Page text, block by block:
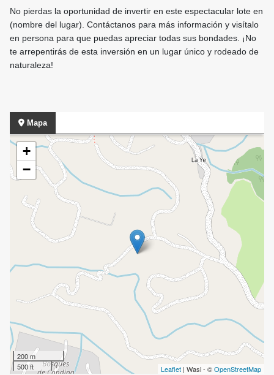
No pierdas la oportunidad de invertir en este espectacular lote en
(nombre del lugar). Contáctanos para más información y visítalo
en persona para que puedas apreciar todas sus bondades. ¡No
te arrepentirás de esta inversión en un lugar único y rodeado de
naturaleza!
Mapa
+
−
200 m
500 ft
Leaflet | Wasi - ©OpenStreetMap